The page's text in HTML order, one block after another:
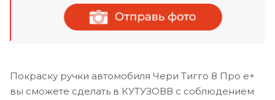
Покраску ручки автомобиля Чери Тигго 8 Про е+
вы сможете сделать в КУТУЗОВВ с соблюдением